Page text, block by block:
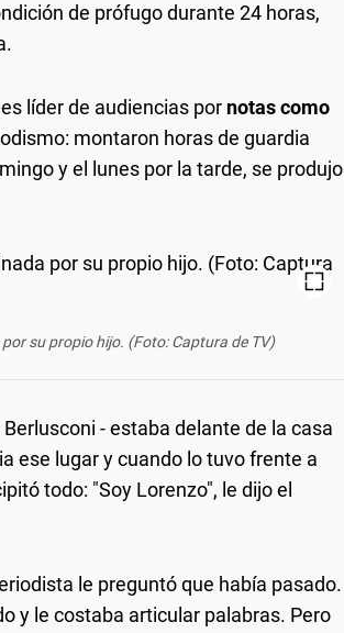
de prófugo durante 24 horas,
líder de audiencias por notas como
montaron horas de guardia
y el lunes por la tarde, se produjo
su propio hijo. (Foto: Captura de TV)
- estaba delante de la casa
ese lugar y cuando lo tuvo frente a
todo: "Soy Lorenzo", le dijo el
le preguntó que había pasado.
y le costaba articular palabras. Pero